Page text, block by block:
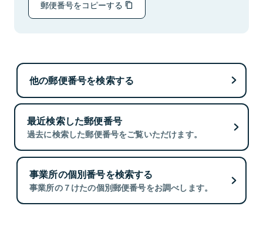
郵便番号をコピーする
他の郵便番号を検索する
最近検索した郵便番号
過去に検索した郵便番号をご覧いただけます。
事業所の個別番号を検索する
事業所の７けたの個別郵便番号をお調べします。